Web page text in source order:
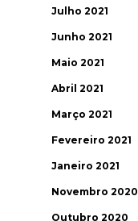
Julho 2021
Junho 2021
Maio 2021
Abril 2021
Março 2021
Fevereiro 2021
Janeiro 2021
Novembro 2020
Outubro 2020